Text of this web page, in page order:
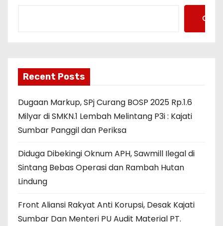
Cari
Recent Posts
Dugaan Markup, SPj Curang BOSP 2025 Rp.1.6
Milyar di SMKN.1 Lembah Melintang P3i : Kajati
Sumbar Panggil dan Periksa
Diduga Dibekingi Oknum APH, Sawmill Ilegal di
Sintang Bebas Operasi dan Rambah Hutan
Lindung
Front Aliansi Rakyat Anti Korupsi, Desak Kajati
Sumbar Dan Menteri PU Audit Material PT.